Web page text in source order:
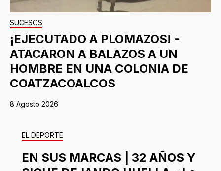
SUCESOS
¡EJECUTADO A PLOMAZOS! -
ATACARON A BALAZOS A UN
HOMBRE EN UNA COLONIA DE
COATZACOALCOS
8 Agosto 2026
EL DEPORTE
EN SUS MARCAS | 32 AÑOS Y